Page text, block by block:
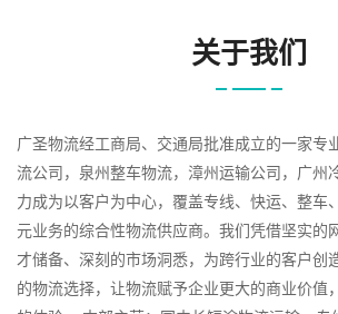
关于我们
广圣物流经工商局、交通局批准成立的一家专
流公司，泉州整车物流，漳州运输公司，广州
力成为以客户为中心，覆盖专线、快运、整车
元业务的综合性物流供应商。我们凭借坚实的
才储备、深刻的市场洞悉，为跨行业的客户创
的物流选择，让物流赋予企业更大的商业价值